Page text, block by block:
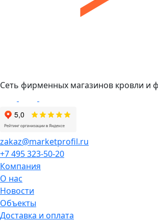
Сеть фирменных магазинов кровли и
zakaz@marketprofil.ru
+7 495 323-50-20
Компания
О нас
Новости
Объекты
Доставка и оплата